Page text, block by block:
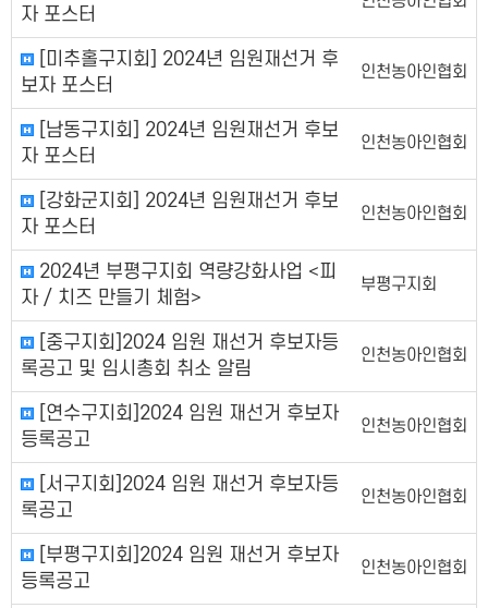
자 포스터
[미추홀구지회] 2024년 임원재선거 후
보자 포스터
인천농아인협회
[남동구지회] 2024년 임원재선거 후보
자 포스터
인천농아인협회
[강화군지회] 2024년 임원재선거 후보
자 포스터
인천농아인협회
2024년 부평구지회 역량강화사업 <피
자 / 치즈 만들기 체험>
부평구지회
[중구지회]2024 임원 재선거 후보자등
록공고 및 임시총회 취소 알림
인천농아인협회
[연수구지회]2024 임원 재선거 후보자
등록공고
인천농아인협회
[서구지회]2024 임원 재선거 후보자등
록공고
인천농아인협회
[부평구지회]2024 임원 재선거 후보자
등록공고
인천농아인협회